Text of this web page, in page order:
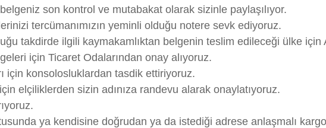
son kontrol ve mutabakat olarak sizinle paylaşılıyor.
tercümanımızın yeminli olduğu notere sevk ediyoruz.
takdirde ilgili kaymakamlıktan belgenin teslim edileceği ülke için
için Ticaret Odalarından onay alıyoruz.
için konsolosluklardan tasdik ettiriyoruz.
elçiliklerden sizin adınıza randevu alarak onaylatıyoruz.
ya kendisine doğrudan ya da istediği adrese anlaşmalı